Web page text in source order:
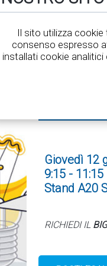
e altre novità
IL
Giovedì 12
9:15 - 11:15
Stand A20
RICHIEDI IL
Il sito utilizza
consenso espresso
installati cookie